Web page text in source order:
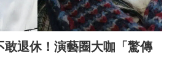
敢退休！演藝圈大咖「驚傳